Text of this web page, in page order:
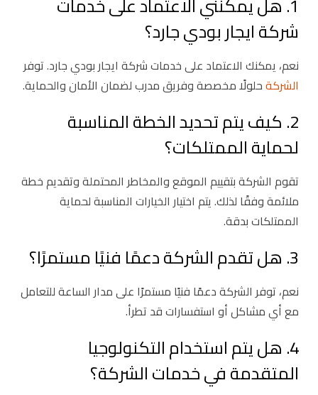
شركة ايجار بودي جارد؟
نعم، يمكنك الاعتماد على خدمات شركة ايجار بودي جارد. توفر
الشركةحلولًا مخصصة وفريق مدرب لضمان الأمان والحماية.
2. كيف يتم تحديد الخطة المناسبة
لحماية الممتلكات؟
تقوم الشركة بتقييم الموقع والمخاطر المحتملة وتقديم خطة
ملائمة وفقًا لذلك. يتم اختيار الخيارات المناسبة لحماية
الممتلكات بدقة.
3. هل تقدم الشركة دعمًا فنيًا مستمرًا؟
نعم، توفر الشركة دعمًا فنيًا مستمرًا على مدار الساعة للتعامل
مع أي مشاكل أو استفسارات قد تطرأ.
4. هل يتم استخدام التكنولوجيا
المتقدمة في خدمات الشركة؟